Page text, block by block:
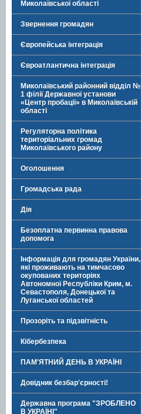
Миколаївської області
Звернення громадян
Європейська інтеграція
Євроатлантична інтеграція
Миколаївський районний відділ №
1 філії Державної установи
«Центр пробації» в Миколаївській
області
Регуляторна політика
територіальних громад
Миколаївського району
Оголошення
Громадська рада
Дія
Безоплатна первинна правова
допомога
Інформація для громадян України,
які проживають на тимчасово
окупованих територіях
Автономної Республіки Крим, м.
Севастополя, Донецької та
Луганської областей
Прозоріть та підзвітність
Кібербезпека
ПАМ'ЯТНИЙ ДЕНЬ В УКРАЇНІ
Довідник безбар'єрності!
Державна програма "ЗРОБЛЕНО
В УКРАЇНІ"